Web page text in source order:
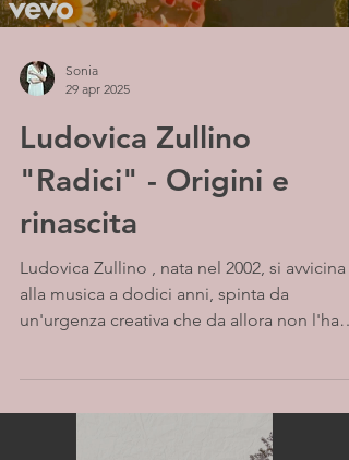
Sonia
29 apr 2025
Ludovica Zullino
"Radici" - Origini e
rinascita
Ludovica Zullino , nata nel 2002, si avvicina
alla musica a dodici anni, spinta da
un'urgenza creativa che da allora non l'ha